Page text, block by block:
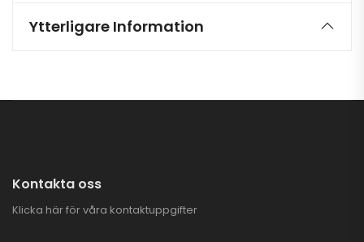
Ytterligare Information
Kontakta oss
Klicka här för våra kontaktuppgifter